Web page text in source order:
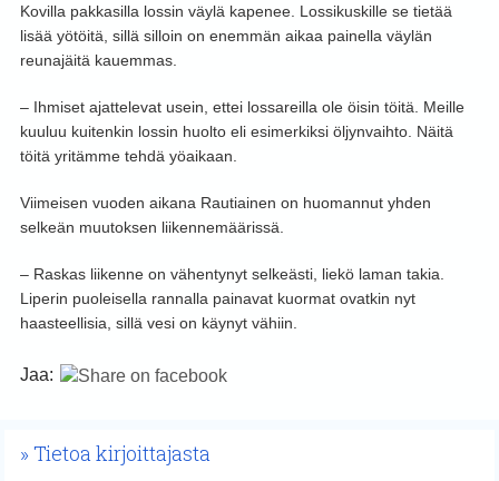
Kovilla pakkasilla lossin väylä kapenee. Lossikuskille se tietää
lisää yötöitä, sillä silloin on enemmän aikaa painella väylän
reunajäitä kauemmas.
– Ihmiset ajattelevat usein, ettei lossareilla ole öisin töitä. Meille
kuuluu kuitenkin lossin huolto eli esimerkiksi öljynvaihto. Näitä
töitä yritämme tehdä yöaikaan.
Viimeisen vuoden aikana Rautiainen on huomannut yhden
selkeän muutoksen liikennemäärissä.
– Raskas liikenne on vähentynyt selkeästi, liekö laman takia.
Liperin puoleisella rannalla painavat kuormat ovatkin nyt
haasteellisia, sillä vesi on käynyt vähiin.
Jaa:
Tietoa kirjoittajasta